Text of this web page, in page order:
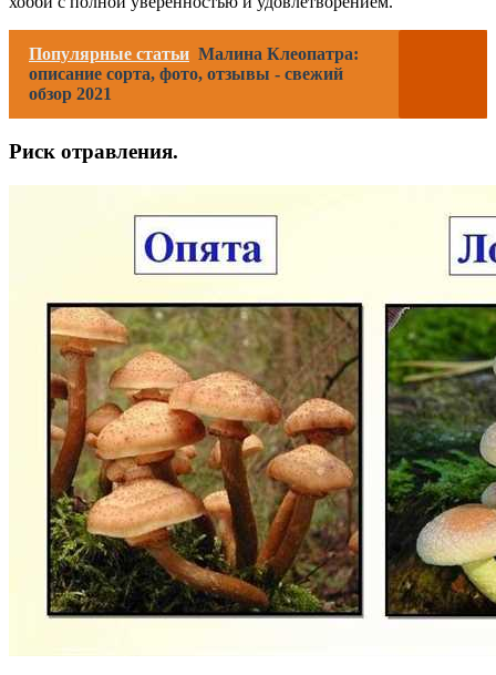
Популярные статьи Малина Клеопатра:
описание сорта, фото, отзывы - свежий
обзор 2021
Риск отравления.